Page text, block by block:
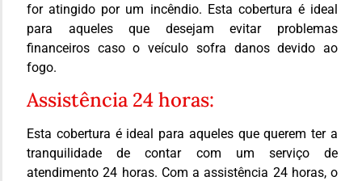
for atingido por um incêndio. Esta cobertura é ideal
para aqueles que desejam evitar problemas
financeiros caso o veículo sofra danos devido ao
fogo.
Assistência 24 horas:
Esta cobertura é ideal para aqueles que querem ter a
tranquilidade de contar com um serviço de
atendimento 24 horas. Com a assistência 24 horas, o